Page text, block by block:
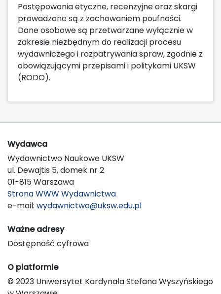
Postępowania etyczne, recenzyjne oraz skargi
prowadzone są z zachowaniem poufności.
Dane osobowe są przetwarzane wyłącznie w
zakresie niezbędnym do realizacji procesu
wydawniczego i rozpatrywania spraw, zgodnie z
obowiązującymi przepisami i politykami UKSW
(RODO).
Wydawca
Wydawnictwo Naukowe UKSW
ul. Dewajtis 5, domek nr 2
01-815 Warszawa
Strona WWW Wydawnictwa
e-mail: wydawnictwo@uksw.edu.pl
Ważne adresy
Dostępność cyfrowa
O platformie
© 2023 Uniwersytet Kardynała Stefana Wyszyńskiego